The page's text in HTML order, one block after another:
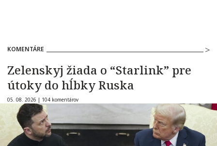
KOMENTÁRE
Zelenskyj žiada o “Starlink” pre
útoky do hĺbky Ruska
05. 08. 2026 | 104 komentárov